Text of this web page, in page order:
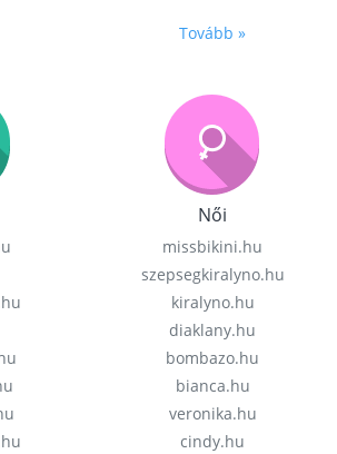
Tovább »
Női
missbikini.hu
szepsegkiralyno.hu
kiralyno.hu
diaklany.hu
bombazo.hu
bianca.hu
veronika.hu
cindy.hu